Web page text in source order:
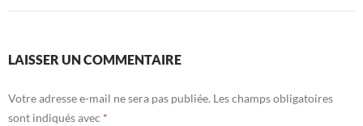
LAISSER UN COMMENTAIRE
Votre adresse e-mail ne sera pas publiée. Les champs obligatoires
sont indiqués avec *